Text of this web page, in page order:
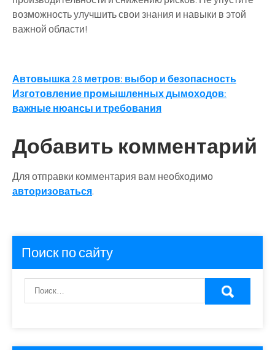
возможность улучшить свои знания и навыки в этой
важной области!
Навигация
по
Автовышка 28 метров: выбор и безопасность
Изготовление промышленных дымоходов:
важные нюансы и требования
Добавить комментарий
Для отправки комментария вам необходимо
авторизоваться.
Поиск по сайту